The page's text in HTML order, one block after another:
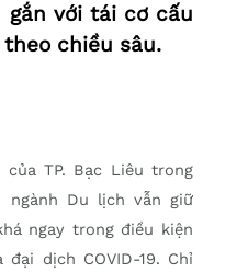
với tái cơ cấu
chiều sâu.
TP. Bạc Liêu trong
ngành Du lịch vẫn giữ
ngay trong điều kiện
dịch COVID-19. Chỉ